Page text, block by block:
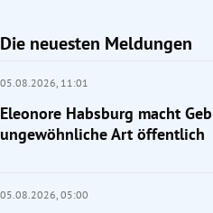
Die neuesten Meldungen
05.08.2026, 11:01
Eleonore Habsburg macht
ungewöhnliche Art öffentlich
05.08.2026, 05:00